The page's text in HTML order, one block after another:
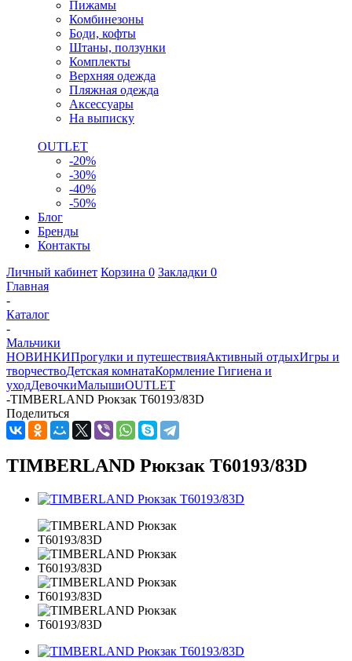
Пижамы
Комбинезоны
Боди, кофты
Штаны, ползунки
Комплекты
Верхняя одежда
Пляжная одежда
Аксессуары
На выписку
OUTLET
-20%
-30%
-40%
-50%
Блог
Бренды
Контакты
Личный кабинет Корзина 0 Закладки 0
Главная
-
Каталог
-
Мальчики
НОВИНКИПрогулки и путешествияАктивный отдыхИгры и
творчествоДетская комнатаКормление Гигиена и
уходДевочкиМалышиOUTLET
-TIMBERLAND Рюкзак T60193/83D
Поделиться
TIMBERLAND Рюкзак T60193/83D